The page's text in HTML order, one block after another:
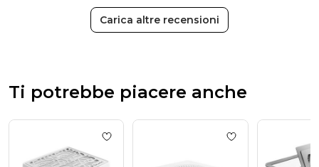
Passione
Beauty
04
Carica altre recensioni
Ti potrebbe piacere anche
Add to wishlist Aspiratore da tavolo
Add to wishlist